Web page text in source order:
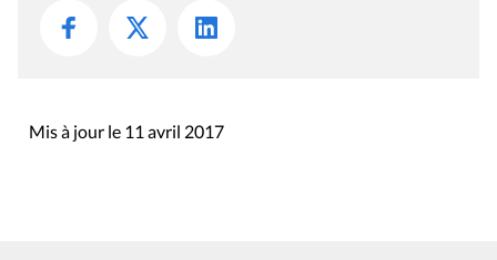
Mis à jour le 11 avril 2017